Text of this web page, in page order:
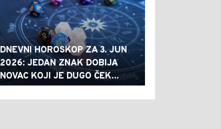
DNEVNI HOROSKOP ZA 3. JUN
2026: JEDAN ZNAK DOBIJA
NOVAC KOJI JE DUGO ČEK...